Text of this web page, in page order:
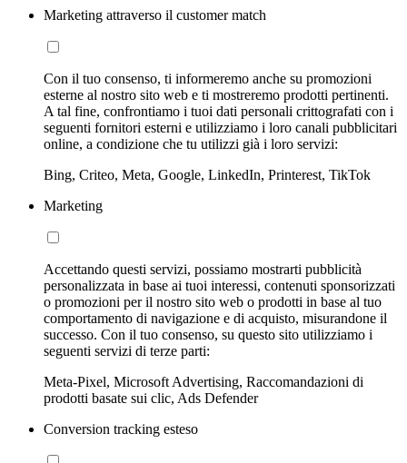
Marketing attraverso il customer match
Con il tuo consenso, ti informeremo anche su promozioni
esterne al nostro sito web e ti mostreremo prodotti pertinenti.
A tal fine, confrontiamo i tuoi dati personali crittografati con i
seguenti fornitori esterni e utilizziamo i loro canali pubblicitari
online, a condizione che tu utilizzi già i loro servizi:
Bing, Criteo, Meta, Google, LinkedIn, Printerest, TikTok
Marketing
Accettando questi servizi, possiamo mostrarti pubblicità
personalizzata in base ai tuoi interessi, contenuti sponsorizzati
o promozioni per il nostro sito web o prodotti in base al tuo
comportamento di navigazione e di acquisto, misurandone il
successo. Con il tuo consenso, su questo sito utilizziamo i
seguenti servizi di terze parti:
Meta-Pixel, Microsoft Advertising, Raccomandazioni di
prodotti basate sui clic, Ads Defender
Conversion tracking esteso